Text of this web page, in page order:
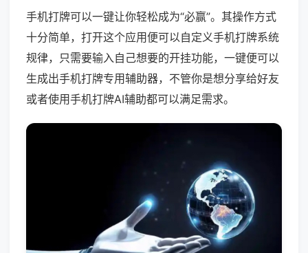
手机打牌可以一键让你轻松成为“必赢”。其操作方式
十分简单，打开这个应用便可以自定义手机打牌系统
规律，只需要输入自己想要的开挂功能，一键便可以
生成出手机打牌专用辅助器，不管你是想分享给好友
或者使用手机打牌AI辅助都可以满足需求。